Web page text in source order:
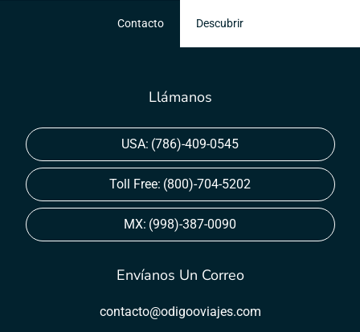
Contacto Descubrir
Llámanos
USA: (786)-409-0545
Toll Free: (800)-704-5202
MX: (998)-387-0090
Envíanos Un Correo
contacto@odigooviajes.com